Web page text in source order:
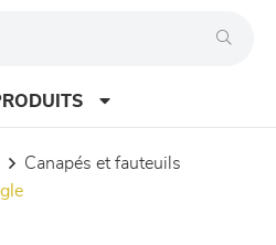
canapés et fauteuils